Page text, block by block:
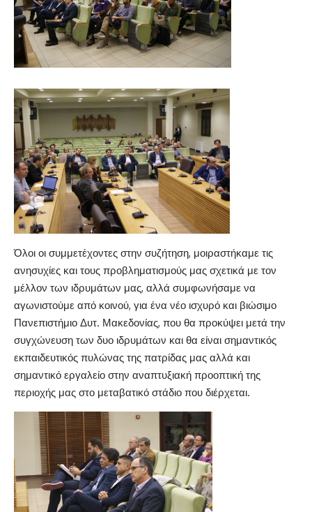
Όλοι οι συμμετέχοντες στην συζήτηση, μοιραστήκαμε τις
ανησυχίες και τους προβληματισμούς μας σχετικά με τον
μέλλον των ιδρυμάτων μας, αλλά συμφωνήσαμε να
αγωνιστούμε από κοινού, για ένα νέο ισχυρό και βιώσιμο
Πανεπιστήμιο Δυτ. Μακεδονίας, που θα προκύψει μετά την
συγχώνευση των δυο ιδρυμάτων και θα είναι σημαντικός
εκπαιδευτικός πυλώνας της πατρίδας μας αλλά και
σημαντικό εργαλείο στην αναπτυξιακή προοπτική της
περιοχής μας στο μεταβατικό στάδιο που διέρχεται.